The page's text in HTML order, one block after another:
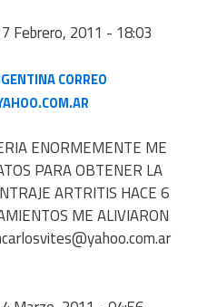
Febrero, 2011 - 18:03
CORREO
ENORMEMENTE ME
PARA OBTENER LA
ARTRITIS HACE 6
ME ALIVIARON